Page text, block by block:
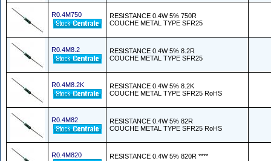
R0.4M750
RESISTANCE 0.4W 5% 750R
COUCHE METAL TYPE SFR25
R0.4M8.2
RESISTANCE 0.4W 5% 8.2R
COUCHE METAL TYPE SFR25
R0.4M8.2K
RESISTANCE 0.4W 5% 8.2K
COUCHE METAL TYPE SFR25 RoHS
R0.4M82
RESISTANCE 0.4W 5% 82R
COUCHE METAL TYPE SFR25 RoHS
R0.4M820
RESISTANCE 0.4W 5% 820R ****